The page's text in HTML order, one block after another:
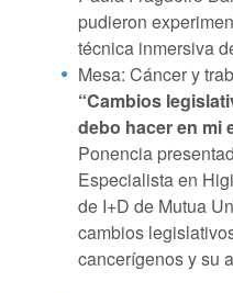
pudieron
técnica inmersiva
Mesa: Cáncer y
“Cambios
debo hacer en mi
Ponencia
Especialista en
de I+D de Mutua
cambios
cancerígenos y su